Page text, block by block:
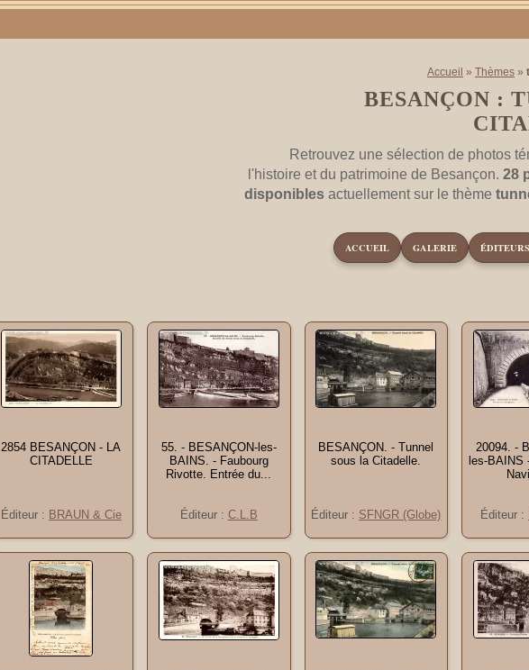
Accueil » Thèmes »
BESANÇON :
Retrouvez une sélection de photos
l'histoire et du patrimoine de Besançon. 28
disponibles actuellement sur le thème
ACCUEIL GALERIE ÉDITEURS
2854 BESANÇON - LA
CITADELLE
Éditeur : BRAUN & Cie
55. - BESANÇON-les-
BAINS. - Faubourg
Rivotte. Entrée du...
Éditeur : C.L.B
BESANÇON. - Tunnel
sous la Citadelle.
Éditeur : SFNGR (Globe)
20094. -
les-BAINS
Éditeur :